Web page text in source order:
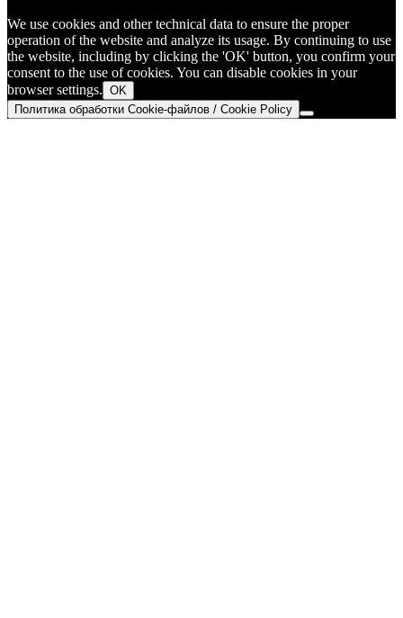
We use cookies and other technical data to ensure the proper
operation of the website and analyze its usage. By continuing to use
the website, including by clicking the 'OK' button, you confirm your
consent to the use of cookies. You can disable cookies in your
browser settings. OK
Политика обработки Cookie-файлов / Cookie Policy